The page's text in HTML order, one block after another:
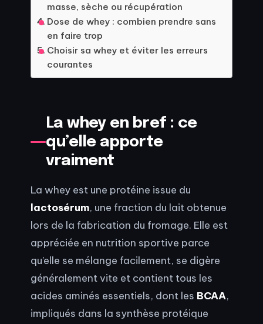
masse, sèche ou récupération
Dose de whey : combien prendre sans
en faire trop
Choisir sa whey et éviter les erreurs
courantes
La whey en bref : ce
qu’elle apporte
vraiment
La whey est une protéine issue du
lactosérum, une fraction du lait obtenue
lors de la fabrication du fromage. Elle est
appréciée en nutrition sportive parce
qu’elle se mélange facilement, se digère
généralement vite et contient tous les
acides aminés essentiels, dont les BCAA,
impliqués dans la synthèse protéique